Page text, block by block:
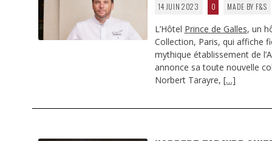
14 JUIN 2023 0 MADE BY F&S
L’Hôtel Prince de Galles, un
Collection, Paris, qui affiche
mythique établissement de
annonce sa toute nouvelle
Norbert Tarayre, […]